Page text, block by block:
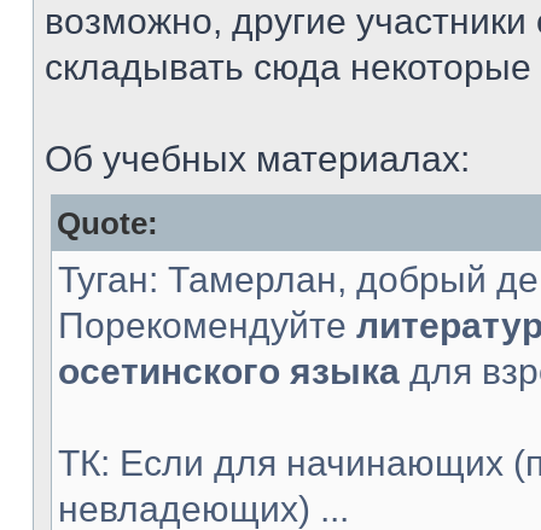
возможно, другие
складывать сюда
Об учебных материалах:
Quote:
Туган: Тамерлан, добрый
Порекомендуйте
осетинского языка для
ТК: Если для начинающих
невладеющих) ...